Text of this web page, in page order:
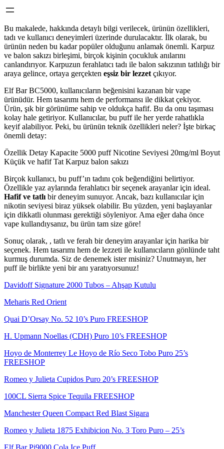
Bu makalede, hakkında detaylı bilgi verilecek, ürünün özellikleri,
tadı ve kullanıcı deneyimleri üzerinde durulacaktır. İlk olarak, bu
ürünün neden bu kadar popüler olduğunu anlamak önemli. Karpuz
ve balon sakızı birleşimi, birçok kişinin çocukluk anılarını
canlandırıyor. Karpuzun ferahlatıcı tadı ile balon sakızının tatlılığı bir
araya gelince, ortaya gerçekten eşsiz bir lezzet çıkıyor.
Elf Bar BC5000, kullanıcıların beğenisini kazanan bir vape
ürünüdür. Hem tasarımı hem de performansı ile dikkat çekiyor.
Ürün, şık bir görünüme sahip ve oldukça hafif. Bu da onu taşıması
kolay hale getiriyor. Kullanıcılar, bu puff ile her yerde rahatlıkla
keyif alabiliyor. Peki, bu ürünün teknik özellikleri neler? İşte birkaç
önemli detay:
Özellik Detay Kapacite 5000 puff Nicotine Seviyesi 20mg/ml Boyut
Küçük ve hafif Tat Karpuz balon sakızı
Birçok kullanıcı, bu puff’ın tadını çok beğendiğini belirtiyor.
Özellikle yaz aylarında ferahlatıcı bir seçenek arayanlar için ideal.
Hafif ve tatlı bir deneyim sunuyor. Ancak, bazı kullanıcılar için
nikotin seviyesi biraz yüksek olabilir. Bu yüzden, yeni başlayanlar
için dikkatli olunması gerektiği söyleniyor. Ama eğer daha önce
vape kullandıysanız, bu ürün tam size göre!
Sonuç olarak, , tatlı ve ferah bir deneyim arayanlar için harika bir
seçenek. Hem tasarımı hem de lezzeti ile kullanıcıların gönlünde taht
kurmuş durumda. Siz de denemek ister misiniz? Unutmayın, her
puff ile birlikte yeni bir anı yaratıyorsunuz!
Davidoff Signature 2000 Tubos – Ahşap Kutulu
Meharis Red Orient
Quai D’Orsay No. 52 10’s Puro FREESHOP
H. Upmann Noellas (CDH) Puro 10’s FREESHOP
Hoyo de Monterrey Le Hoyo de Río Seco Tobo Puro 25’s
FREESHOP
Romeo y Julieta Cupidos Puro 20’s FREESHOP
100CL Sierra Spice Tequila FREESHOP
Manchester Queen Compact Red Blast Sigara
Romeo y Julieta 1875 Exhibicion No. 3 Toro Puro – 25’s
Elf Bar Pi9000 Cola Ice Puff